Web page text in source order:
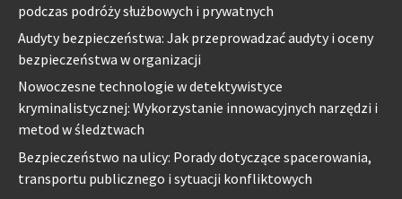
podczas podróży służbowych i prywatnych
Audyty bezpieczeństwa: Jak przeprowadzać audyty i oceny
bezpieczeństwa w organizacji
Nowoczesne technologie w detektywistyce
kryminalistycznej: Wykorzystanie innowacyjnych narzędzi i
metod w śledztwach
Bezpieczeństwo na ulicy: Porady dotyczące spacerowania,
transportu publicznego i sytuacji konfliktowych